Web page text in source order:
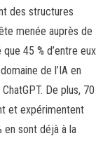
des structures
menée auprès de
45 % d’entre eux
de l’IA en
De plus, 70
et expérimentent
en sont déjà à la